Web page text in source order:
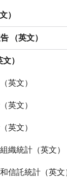
）
（英文）
）
英文）
英文）
英文）
織統計（英文）
信託統計（英文